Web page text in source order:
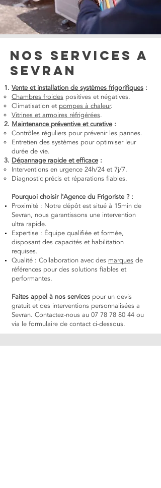
Nos services a
SEVRAN
Vente et installation de systèmes frigorifiques :
Chambres froides positives et négatives.
Climatisation et pompes à chaleur.
Vitrines et armoires réfrigérées.
Maintenance préventive et curative :
Contrôles réguliers pour prévenir les pannes.
Entretien des systèmes pour optimiser leur
durée de vie.
Dépannage rapide et efficace :
Interventions en urgence 24h/24 et 7j/7.
Diagnostic précis et réparations fiables.
Pourquoi choisir l'Agence du Frigoriste ? :
Proximité : Notre dépôt est situé à 15min de
Sevran, nous garantissons une intervention
ultra rapide.
Expertise : Équipe qualifiée et formée,
disposant des capacités et habilitation
requises.
Qualité : Collaboration avec des marques de
références pour des solutions fiables et
performantes.
Faites appel à nos services pour un devis
gratuit et des interventions personnalisées a
Sevran. Contactez-nous au 07 78 78 80 44 ou
via le formulaire de contact ci-dessous.